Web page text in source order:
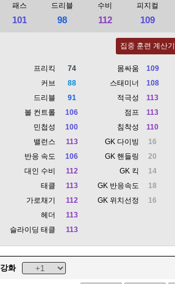
패스
101
드리블
98
수비
112
피지컬
109
집중 훈련 계산기
프리킥
74
커브
88
드리블
91
볼 컨트롤
106
민첩성
100
밸런스
113
반응 속도
106
대인 수비
112
태클
113
가로채기
112
헤더
113
슬라이딩 태클
113
몸싸움
109
스태미너
108
적극성
113
점프
113
침착성
110
GK 다이빙
16
GK 핸들링
20
GK 킥
14
GK 반응속도
18
GK 위치선정
16
강화